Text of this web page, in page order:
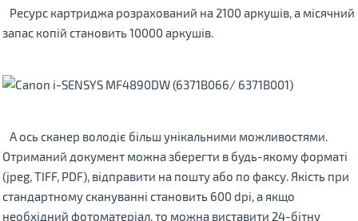
Ресурс картриджа розрахований на 2100 аркушів, а місячний
запас копій становить 10000 аркушів.
А ось сканер володіє більш унікальними можливостями.
Отриманий документ можна зберегти в будь-якому форматі
(jpeg, TIFF, PDF), відправити на пошту або по факсу. Якість при
стандартному скануванні становить 600 dpi, а якщо
необхідний фотоматеріал, то можна виставити 24-бітну